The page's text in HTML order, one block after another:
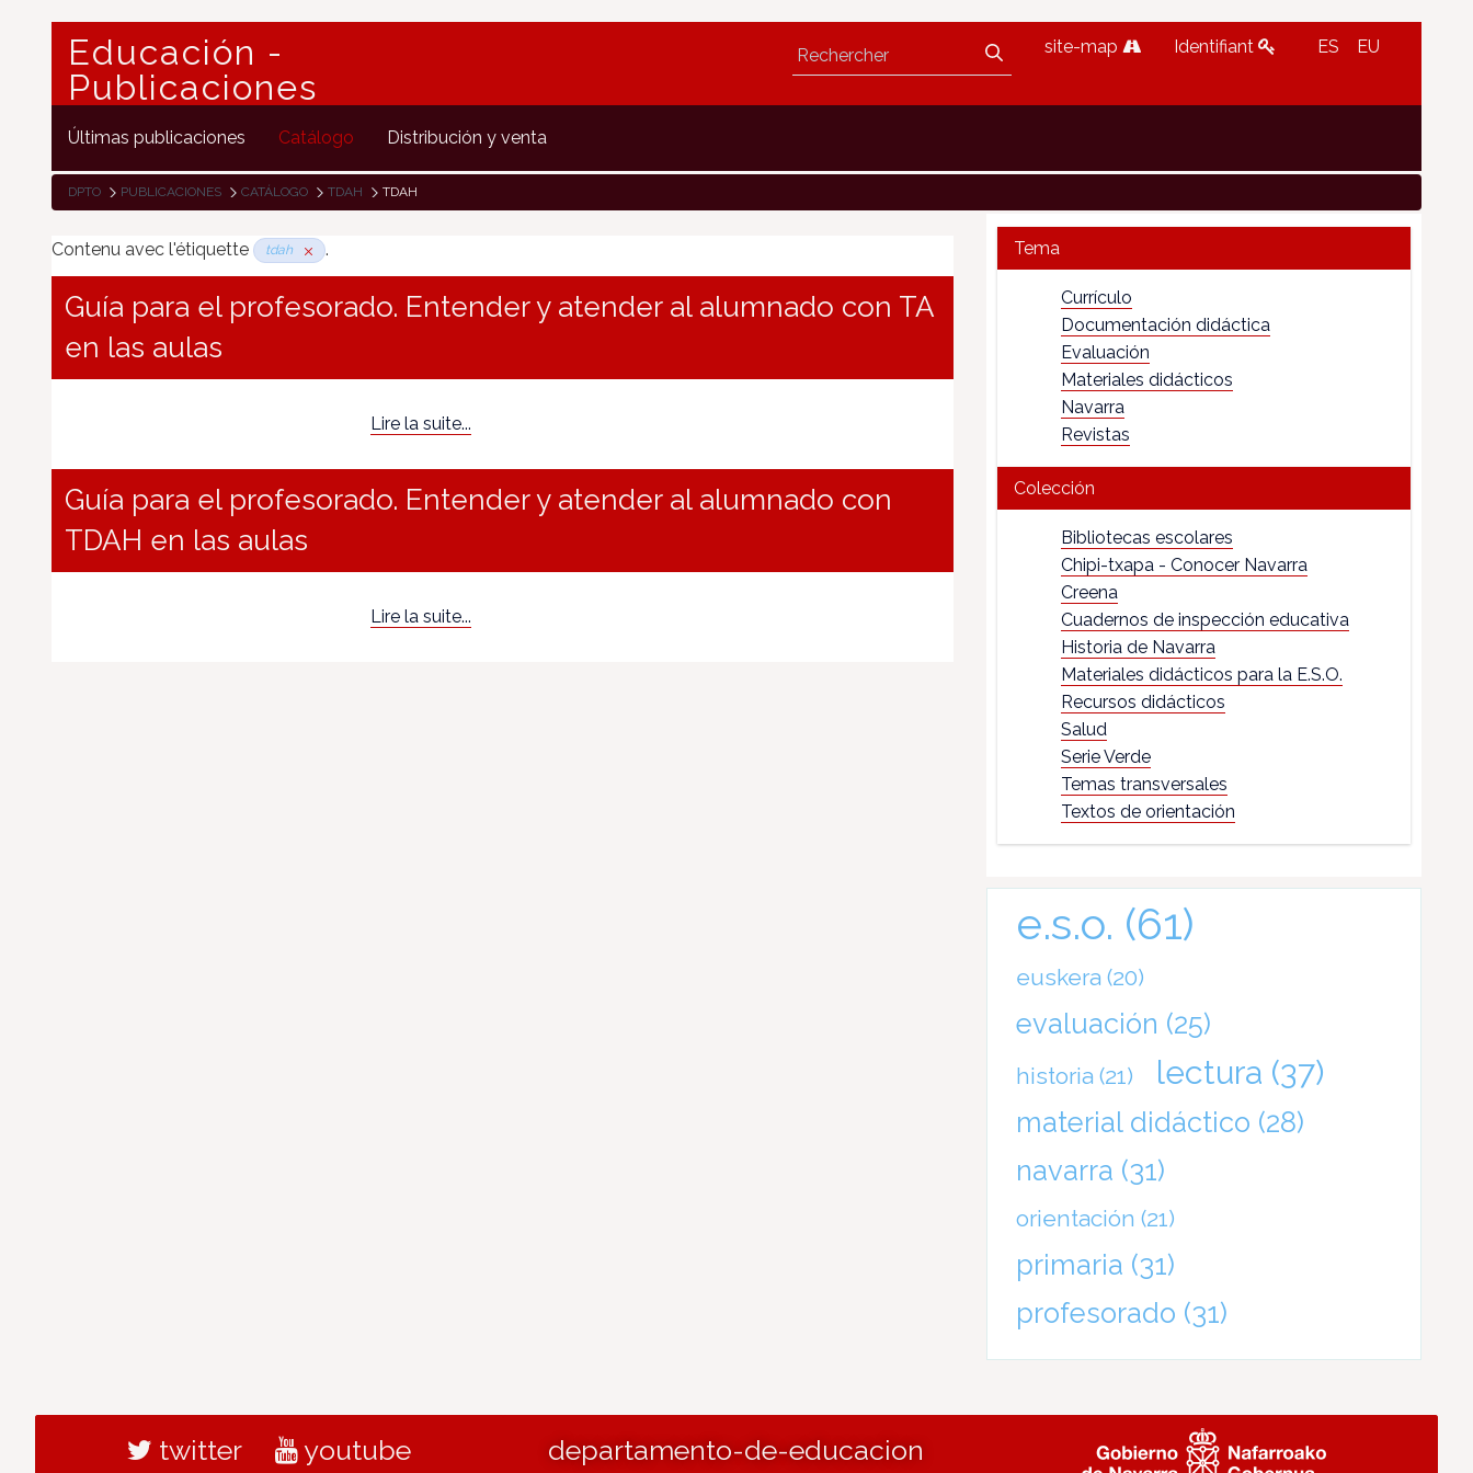
Educación -
Publicaciones
site-map Identifiant ES EU
Últimas publicaciones Catálogo Distribución y venta
DPTO PUBLICACIONES CATÁLOGO TDAH TDAH
Contenu avec l'étiquette tdah .
Guía para el profesorado. Entender y atender al alumnado con TA
en las aulas
Lire la suite...
Guía para el profesorado. Entender y atender al alumnado con
TDAH en las aulas
Lire la suite...
Tema
Currículo
Documentación didáctica
Evaluación
Materiales didácticos
Navarra
Revistas
Colección
Bibliotecas escolares
Chipi-txapa - Conocer Navarra
Creena
Cuadernos de inspección educativa
Historia de Navarra
Materiales didácticos para la E.S.O.
Recursos didácticos
Salud
Serie Verde
Temas transversales
Textos de orientación
e.s.o. (61)
euskera (20)
evaluación (25)
historia (21) lectura (37)
material didáctico (28)
navarra (31)
orientación (21)
primaria (31)
profesorado (31)
twitter youtube departamento-de-educacion